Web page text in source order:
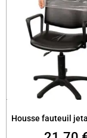
Housse fauteuil